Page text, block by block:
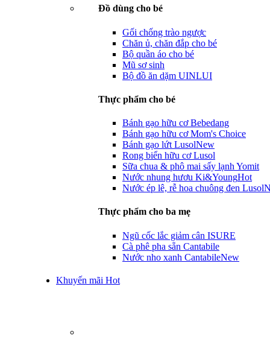
Đồ dùng cho bé
Gối chống trào ngược
Chăn ủ, chăn đắp cho bé
Bộ quần áo cho bé
Mũ sơ sinh
Bộ đồ ăn dặm UINLUI
Thực phẩm cho bé
Bánh gạo hữu cơ Bebedang
Bánh gạo hữu cơ Mom's Choice
Bánh gạo lứt LusolNew
Rong biển hữu cơ Lusol
Sữa chua & phô mai sấy lạnh Yomit
Nước nhung hươu Ki&YoungHot
Nước ép lê, rễ hoa chuông đen Lusol
Thực phẩm cho ba mẹ
Ngũ cốc lắc giảm cân ISURE
Cà phê pha sẵn Cantabile
Nước nho xanh CantabileNew
Khuyến mãi Hot